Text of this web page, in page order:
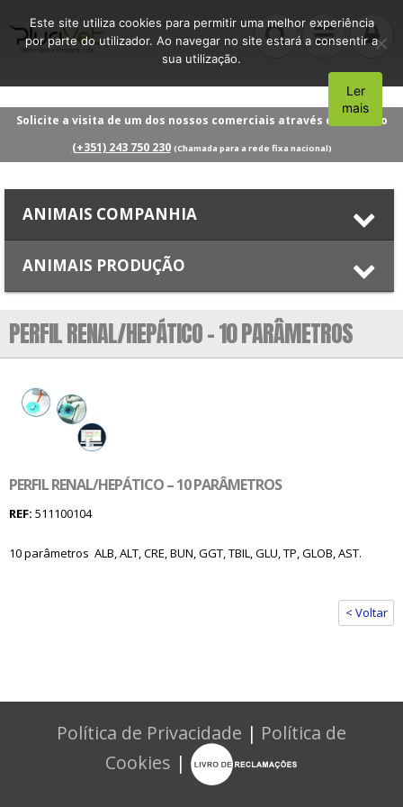
Solicite a visita de um dos nossos comerciais através do número
(+351) 243 750 230 (Chamada para a rede fixa nacional)
ANIMAIS COMPANHIA
ANIMAIS PRODUÇÃO
PERFIL RENAL/HEPÁTICO – 10 PARÂMETROS
PERFIL RENAL/HEPÁTICO – 10 PARÂMETROS
REF: 511100104
10 parâmetros  ALB, ALT, CRE, BUN, GGT, TBIL, GLU, TP, GLOB, AST.
< Voltar
Política de Privacidade | Política de
Cookies |
Este site utiliza cookies para permitir uma melhor experiência
por parte do utilizador. Ao navegar no site estará a consentir a
sua utilização.
Aceito
Ler
mais